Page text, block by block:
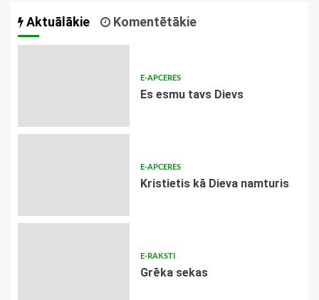
Aktuālākie Komentētākie
E-APCERES
Es esmu tavs Dievs
E-APCERES
Kristietis kā Dieva namturis
E-RAKSTI
Grēka sekas